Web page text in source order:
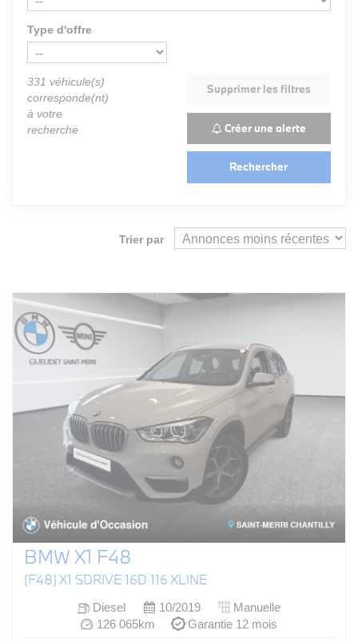
Type d'offre
331 véhicule(s)
corresponde(nt)
à votre
recherche
Supprimer les filtres
Créer une alerte
Rechercher
Trier par
BMW X1 F48
(F48) X1 SDRIVE 16D 116 XLINE
Diesel 10/2019
Manuelle
126 065km
Garantie 12 mois